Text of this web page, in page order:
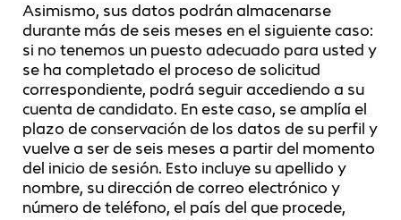
Asimismo, sus datos podrán almacenarse
durante más de seis meses en el siguiente caso:
si no tenemos un puesto adecuado para usted y
se ha completado el proceso de solicitud
correspondiente, podrá seguir accediendo a su
cuenta de candidato. En este caso, se amplía el
plazo de conservación de los datos de su perfil y
vuelve a ser de seis meses a partir del momento
del inicio de sesión. Esto incluye su apellido y
nombre, su dirección de correo electrónico y
número de teléfono, el país del que procede,